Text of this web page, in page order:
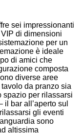
sei impressionanti
di dimensioni
per un
è ideale
di amici che
composta
diverse aree
da pranzo sia
spazio per rilassarsi
bar all’aperto sul
gli eventi
sono
altissima